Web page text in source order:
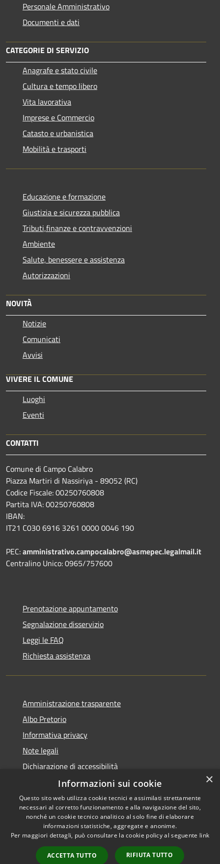
Personale Amministrativo
Documenti e dati
CATEGORIE DI SERVIZIO
Anagrafe e stato civile
Cultura e tempo libero
Vita lavorativa
Imprese e Commercio
Catasto e urbanistica
Mobilità e trasporti
Educazione e formazione
Giustizia e sicurezza pubblica
Tributi,finanze e contravvenzioni
Ambiente
Salute, benessere e assistenza
Autorizzazioni
NOVITÀ
Notizie
Comunicati
Avvisi
VIVERE IL COMUNE
Luoghi
Eventi
CONTATTI
Comune di Campo Calabro
Piazza Martiri di Nassiriya - 89052 (RC)
Codice Fiscale: 00250760808
Partita IVA: 00250760808
IBAN:
IT21 C030 6916 3261 0000 0046 190
PEC:amministrativo.campocalabro@asmepec.legalmail.it
Centralino Unico: 0965/757600
Prenotazione appuntamento
Segnalazione disservizio
Leggi le FAQ
Richiesta assistenza
Amministrazione trasparente
Albo Pretorio
Informativa privacy
Note legali
Dichiarazione di accessibilità
Accessibilità
Privacy
Copyright © 2026 • Comune di
Campo Calabro • Powered by
Municipium•Accesso
redazione
×
Informazioni sui cookie
Questo sito web utilizza cookie tecnici e assimilati strettamente
necessari al corretto funzionamento e alla navigazione del sito,
nonché un cookie tecnico analitico al solo fine di elaborare
informazioni statistiche, aggregate e anonime.
Per maggiori dettagli, può consultare la cookie policy al seguente link
ACCETTA TUTTO RIFIUTA TUTTO